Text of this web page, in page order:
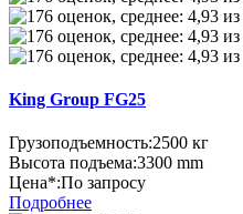
King Group FG25
Грузоподъемность:2500 кг
Высота подъема:3300 mm
Цена*:По запросу
Подробнее